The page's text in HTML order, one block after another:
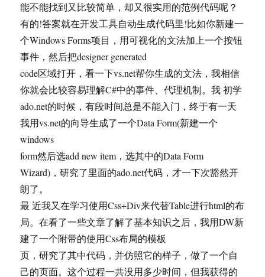
能不能找到又比较简单，却又很实用的范例代码呢？
有的!答案就在开发工具自动生成代码里!比如你新建一
个Windows Forms项目，用可视化的文法加上一个按钮
事件，然后把designer generated
code区域打开，看一下vs.net帮你生成的文法，我相信
你就会比较容易理解C#中的事件、代理机制。我 初学
ado.net的时候，有段时间总是不能入门，终于有一天
我用vs.net的向导生成了一个Data Form(新建一个
windows
form然后选add new item，选其中的Data Form
Wizard)，研究了里面的ado.net代码，才一下次豁然开
朗了。
最 近我又在学习使用Css+Div来代替Table进行html的布
局。在看了一些文章了解了基本知识之后，我用DW新
建了一个附带的使用Css布局的模板
页，研究了其中代码，并仿照它的样子，做了一个自
己的页面。这个过程一共没用多少时间，但我获得的